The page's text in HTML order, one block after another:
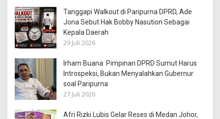
Tanggapi Walkout di Paripurna DPRD, Ade
Jona Sebut Hak Bobby Nasution Sebagai
Kepala Daerah
29 Juli 2026
Irham Buana: Pimpinan DPRD Sumut Harus
Introspeksi, Bukan Menyalahkan Gubernur
soal Paripurna
27 Juli 2026
Afri Rizki Lubis Gelar Reses di Medan Johor,